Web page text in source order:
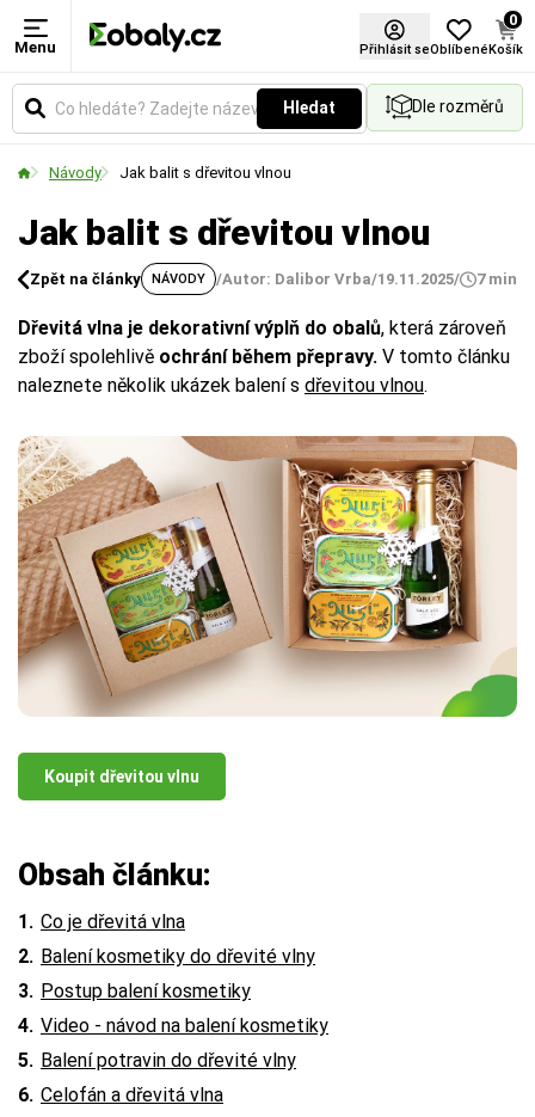
Menu Přihlásit seOblíbené
0
Košík
Hledat Dle rozměrů
Návody Jak balit s dřevitou vlnou
Jak balit s dřevitou vlnou
Zpět na články NÁVODY /Autor: Dalibor Vrba/19.11.2025/ 7 min
Dřevitá vlna je dekorativní výplň do obalů, která zároveň
zboží spolehlivě ochrání během přepravy. V tomto článku
naleznete několik ukázek balení s dřevitou vlnou.
Koupit dřevitou vlnu
Obsah článku:
Co je dřevitá vlna
Balení kosmetiky do dřevité vlny
Postup balení kosmetiky
Video - návod na balení kosmetiky
Balení potravin do dřevité vlny
Celofán a dřevitá vlna